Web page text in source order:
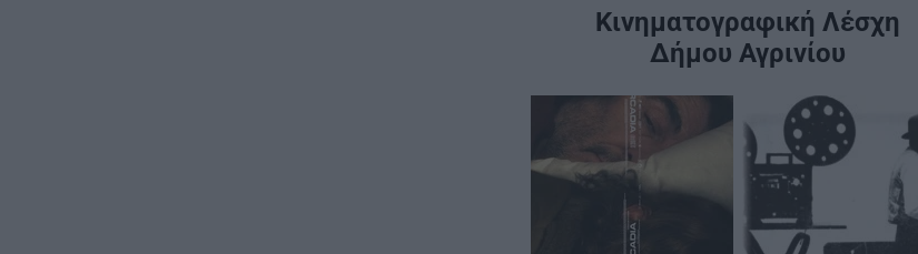
Κινηματογραφική Λέσχη
Δήμου Αγρινίου